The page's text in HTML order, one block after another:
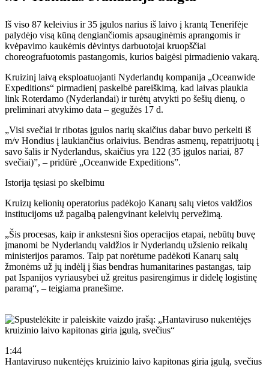
Iš viso 87 keleivius ir 35 įgulos narius iš laivo į krantą Tenerifėje
palydėjo visą kūną dengiančiomis apsauginėmis aprangomis ir
kvėpavimo kaukėmis dėvintys darbuotojai kruopščiai
choreografuotomis pastangomis, kurios baigėsi pirmadienio vakarą.
Kruizinį laivą eksploatuojanti Nyderlandų kompanija „Oceanwide
Expeditions“ pirmadienį paskelbė pareiškimą, kad laivas plaukia
link Roterdamo (Nyderlandai) ir turėtų atvykti po šešių dienų, o
preliminari atvykimo data – gegužės 17 d.
„Visi svečiai ir ribotas įgulos narių skaičius dabar buvo perkelti iš
m/v Hondius į laukiančius orlaivius. Bendras asmenų, repatrijuotų į
savo šalis ir Nyderlandus, skaičius yra 122 (35 įgulos nariai, 87
svečiai)”, – pridūrė „Oceanwide Expeditions”.
Istorija tęsiasi po skelbimu
Kruizų kelionių operatorius padėkojo Kanarų salų vietos valdžios
institucijoms už pagalbą palengvinant keleivių pervežimą.
„Šis procesas, kaip ir ankstesni šios operacijos etapai, nebūtų buvę
įmanomi be Nyderlandų valdžios ir Nyderlandų užsienio reikalų
ministerijos paramos. Taip pat norėtume padėkoti Kanarų salų
žmonėms už jų indėlį į šias bendras humanitarines pastangas, taip
pat Ispanijos vyriausybei už greitus pasirengimus ir didelę logistinę
paramą“, – teigiama pranešime.
1:44
Hantaviruso nukentėjęs kruizinio laivo kapitonas giria įgulą, svečius